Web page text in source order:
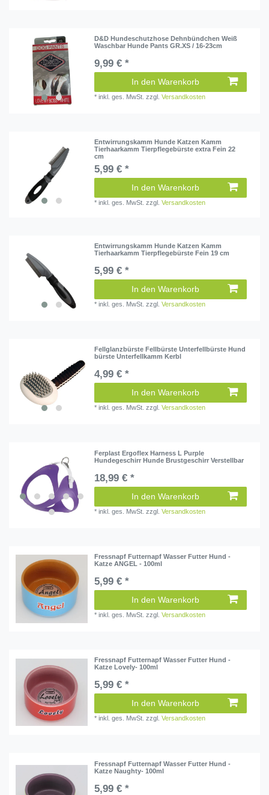
D&D Hundeschutzhose Dehnbündchen Weiß
Waschbar Hunde Pants GR.XS / 16-23cm
9,99 € *
In den Warenkorb
*inkl. ges. MwSt. zzgl.Versandkosten
Entwirrungskamm Hunde Katzen Kamm
Tierhaarkamm Tierpflegebürste extra Fein 22
cm
5,99 € *
In den Warenkorb
*inkl. ges. MwSt. zzgl.Versandkosten
Entwirrungskamm Hunde Katzen Kamm
Tierhaarkamm Tierpflegebürste Fein 19 cm
5,99 € *
In den Warenkorb
*inkl. ges. MwSt. zzgl.Versandkosten
Fellglanzbürste Fellbürste Unterfellbürste Hund
bürste Unterfellkamm Kerbl
4,99 € *
In den Warenkorb
*inkl. ges. MwSt. zzgl.Versandkosten
Ferplast Ergoflex Harness L Purple
Hundegeschirr Hunde Brustgeschirr Verstellbar
18,99 € *
In den Warenkorb
*inkl. ges. MwSt. zzgl.Versandkosten
Fressnapf Futternapf Wasser Futter Hund -
Katze ANGEL - 100ml
5,99 € *
In den Warenkorb
*inkl. ges. MwSt. zzgl.Versandkosten
Fressnapf Futternapf Wasser Futter Hund -
Katze Lovely- 100ml
5,99 € *
In den Warenkorb
*inkl. ges. MwSt. zzgl.Versandkosten
Fressnapf Futternapf Wasser Futter Hund -
Katze Naughty- 100ml
5,99 € *